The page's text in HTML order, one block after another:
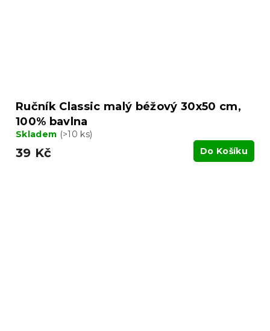
Ručník Classic malý béžový 30x50 cm,
100% bavlna
Skladem (>10 ks)
39 Kč Do Košíku